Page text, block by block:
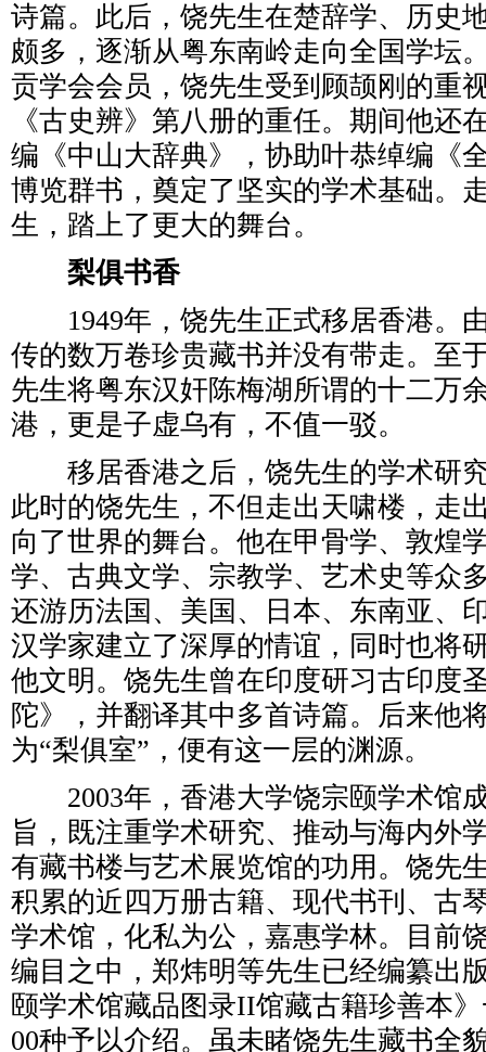
诗篇。此后，饶先生在楚辞学、历史
颇多，逐渐从粤东南岭走向全国学坛
贡学会会员，饶先生受到顾颉刚的重
《古史辨》第八册的重任。期间他还
编《中山大辞典》，协助叶恭绰编《
博览群书，奠定了坚实的学术基础。
生，踏上了更大的舞台。
梨俱书香
1949年，饶先生正式移居香港。
传的数万卷珍贵藏书并没有带走。至
先生将粤东汉奸陈梅湖所谓的十二万
港，更是子虚乌有，不值一驳。
移居香港之后，饶先生的学术研
此时的饶先生，不但走出天啸楼，走
向了世界的舞台。他在甲骨学、敦煌
学、古典文学、宗教学、艺术史等众
还游历法国、美国、日本、东南亚、
汉学家建立了深厚的情谊，同时也将
他文明。饶先生曾在印度研习古印度
陀》，并翻译其中多首诗篇。后来他
为“梨俱室”，便有这一层的渊源。
2003年，香港大学饶宗颐学术馆
旨，既注重学术研究、推动与海内外
有藏书楼与艺术展览馆的功用。饶先
积累的近四万册古籍、现代书刊、古
学术馆，化私为公，嘉惠学林。目前
编目之中，郑炜明等先生已经编纂出
颐学术馆藏品图录II馆藏古籍珍善本
00种予以介绍。虽未睹饶先生藏书全